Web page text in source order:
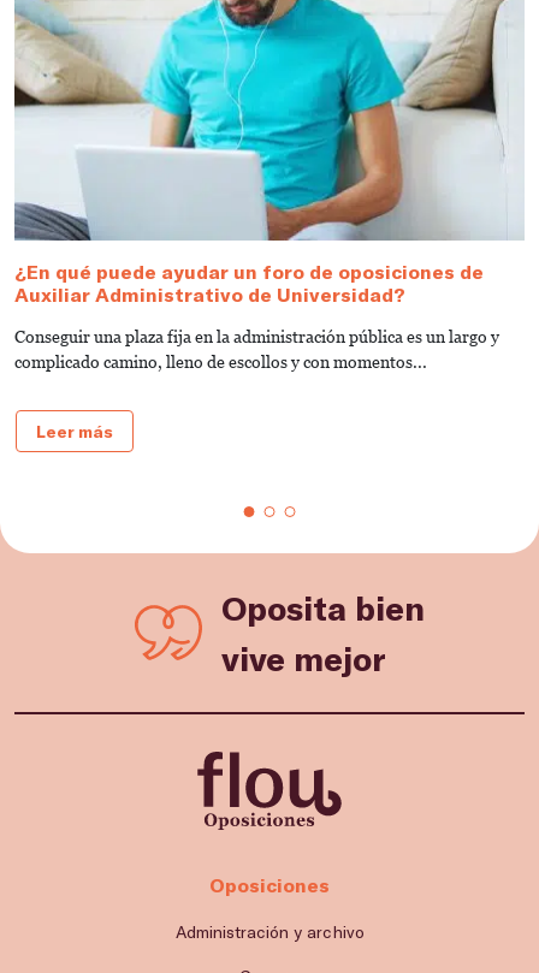
¿En qué puede ayudar un foro de oposiciones de
Auxiliar Administrativo de Universidad?
Conseguir una plaza fija en la administración pública es un largo y
complicado camino, lleno de escollos y con momentos...
Leer más
Oposita bien
vive mejor
Oposiciones
Administración y archivo